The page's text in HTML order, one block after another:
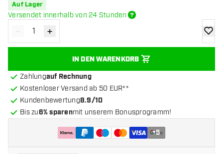
Auf Lager
Versendet innerhalb von 24 Stunden
Menge verringern
- Menge erhöhen
+
IN DEN WARENKORB
Zur
Zahlungauf Rechnung
Kostenloser Versand ab 50 EUR**
Kundenbewertung8.9/10
Bis zu6% sparenmit unserem Bonusprogramm!
+5